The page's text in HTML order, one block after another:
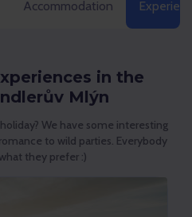
Accommodation
in the
Mlýn
We have some interesting
to wild parties. Everybody
they prefer :)